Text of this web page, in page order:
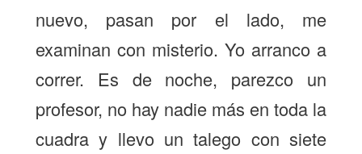
nuevo, pasan por el lado, me
examinan con misterio. Yo arranco a
correr. Es de noche, parezco un
profesor, no hay nadie más en toda la
cuadra y llevo un talego con siete